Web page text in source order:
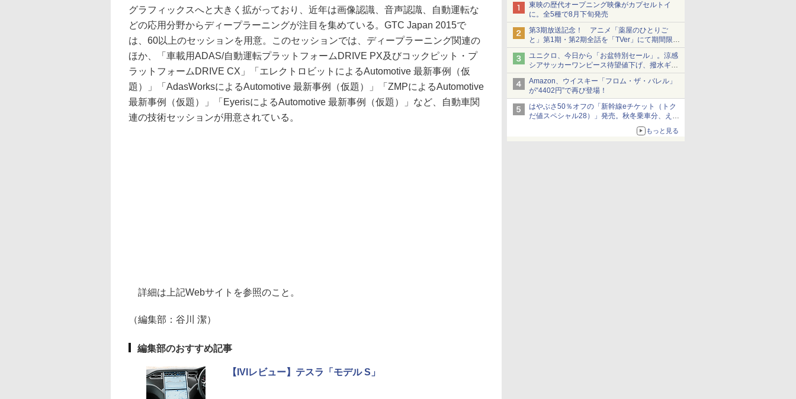
東映の歴代オープニング映像がカプセルトイ
に。全5種で8月下旬発売
第3期放送記念！ アニメ「薬屋のひとりご
と」第1期・第2期全話を「TVer」にて期間限定
で順次無料配信開始
ユニクロ、今日から「お盆特別セール」。涼感
シアサッカーワンピース待望値下げ、撥水ギア
ショーツは1990円に
Amazon、ウイスキー「フロム・ザ・バレル」
が“4402円”で再び登場！
はやぶさ50％オフの「新幹線eチケット（トク
だ値スペシャル28）」発売。秋冬乗車分、えき
もっと見る
グラフィックスへと大きく拡がっており、近年は画像認識、音声認識、自動運転な
どの応用分野からディープラーニングが注目を集めている。GTC Japan 2015で
は、60以上のセッションを用意。このセッションでは、ディープラーニング関連の
ほか、「車載用ADAS/自動運転プラットフォームDRIVE PX及びコックピット・プ
ラットフォームDRIVE CX」「エレクトロビットによるAutomotive 最新事例（仮
題）」「AdasWorksによるAutomotive 最新事例（仮題）」「ZMPによるAutomotive
最新事例（仮題）」「EyerisによるAutomotive 最新事例（仮題）」など、自動車関
連の技術セッションが用意されている。
詳細は上記Webサイトを参照のこと。
（編集部：谷川 潔）
編集部のおすすめ記事
【IVIレビュー】テスラ「モデル S」